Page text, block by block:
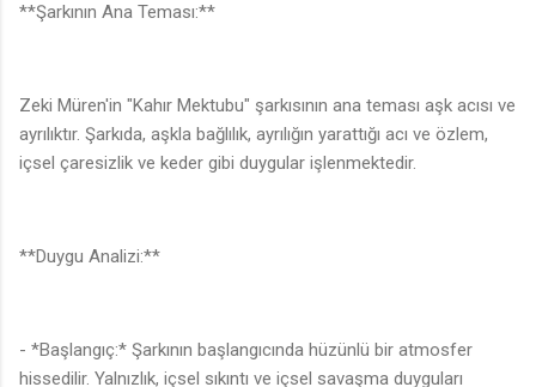
**Şarkının Ana Teması:**
Zeki Müren'in "Kahır Mektubu" şarkısının ana teması aşk acısı ve
ayrılıktır. Şarkıda, aşkla bağlılık, ayrılığın yarattığı acı ve özlem,
içsel çaresizlik ve keder gibi duygular işlenmektedir.
**Duygu Analizi:**
- *Başlangıç:* Şarkının başlangıcında hüzünlü bir atmosfer
hissedilir. Yalnızlık, içsel sıkıntı ve içsel savaşma duyguları